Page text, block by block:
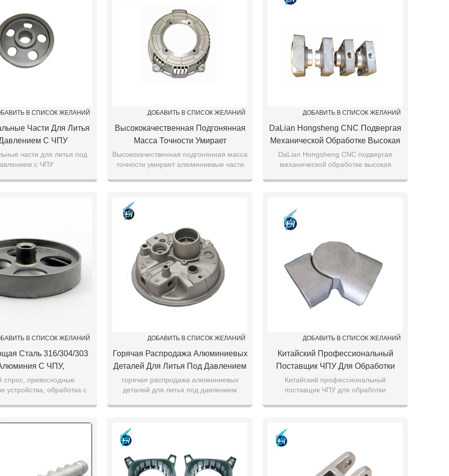
В СПИСОК ЖЕЛАНИЙ
Части Для Литья
С ЧПУ
части для литья под
с ЧПУ
ДОБАВИТЬ В СПИСОК ЖЕЛАНИЙ
Высококачественная Подгонянная
Масса Точности Умирает
Алюминиевые Части Части
Отливки OEM
Высококачественная подгонянная масса
точности умирает алюминиевые части
ДОБАВИТЬ В СПИСОК ЖЕЛАНИЙ
DaLian Hongsheng CNC Подвергая
Механической Обработке Высокая
Точность Горячей Продажи
Алюминиевого Литья Под
Давлением Частей
DaLian Hongsheng CNC подвергая
механической обработке высокая
алюминиевого литья под давлением
В СПИСОК ЖЕЛАНИЙ
Сталь 316/304/303
С ЧПУ,
Токарная
Деталей
Обработкой
спрос, превосходные
устройства, обработка с
ДОБАВИТЬ В СПИСОК ЖЕЛАНИЙ
Горячая Распродажа Алюминиевых
Деталей Для Литья Под Давлением
Чугунные Детали Механическая
Обработка Высокая Точность Литья
Деталей
горячая распродажа алюминиевых
деталей для литья под давлением
обработка высокая точность литья де
ДОБАВИТЬ В СПИСОК ЖЕЛАНИЙ
Китайский Профессиональный
Поставщик ЧПУ Для Обработки
Алюминиевых Деталей Для Литья
Под Давлением
Китайский профессиональный
поставщик ЧПУ для обработки
давлением